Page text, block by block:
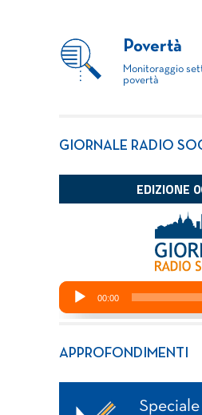
Povertà
Monitoraggio
povertà
GIORNALE RADIO
APPROFONDIMENTI
Speciale